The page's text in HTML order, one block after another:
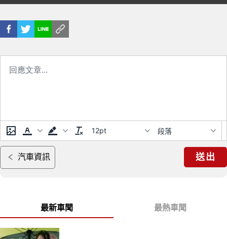
款預計本月交車
喚起千禧世代 DIY 的獨創風格
12pt 段落
汽車資訊 送出
最新車聞 最熱車聞